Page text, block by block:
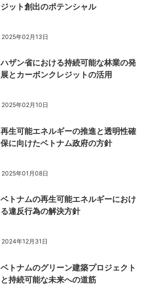
ジット創出のポテンシャル
2025年02月13日
ハザン省における持続可能な林業の発
展とカーボンクレジットの活用
2025年02月10日
再生可能エネルギーの推進と透明性確
保に向けたベトナム政府の方針
2025年01月08日
ベトナムの再生可能エネルギーにおけ
る違反行為の解決方針
2024年12月31日
ベトナムのグリーン建築プロジェクト
と持続可能な未来への道筋